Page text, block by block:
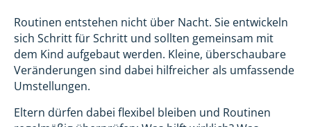
Routinen entstehen nicht über Nacht. Sie entwickeln
sich Schritt für Schritt und sollten gemeinsam mit
dem Kind aufgebaut werden. Kleine, überschaubare
Veränderungen sind dabei hilfreicher als umfassende
Umstellungen.
Eltern dürfen dabei flexibel bleiben und Routinen